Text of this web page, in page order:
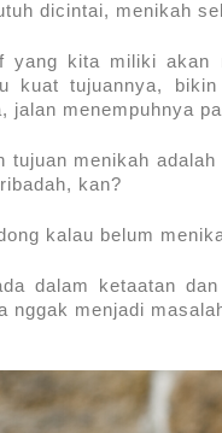
dicintai, menikah
yang kita miliki akan
kuat tujuannya,
jalan menempuhnya
tujuan menikah
kan?
kalau belum
dalam ketaatan
nggak menjadi